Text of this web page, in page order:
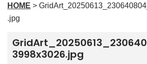
へ
ス
ッ
プ
HOME >
.jpg
3998x3026.jpg